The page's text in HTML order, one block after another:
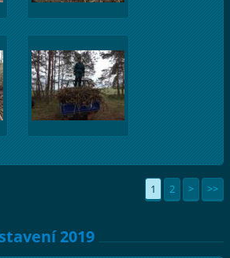
1 2 > >>
2019